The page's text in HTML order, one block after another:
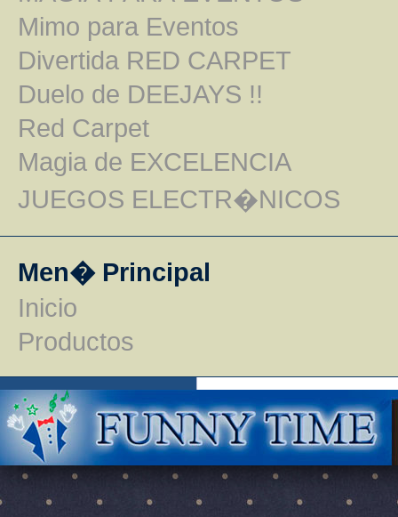
Mimo para Eventos
Divertida RED CARPET
Duelo de DEEJAYS !!
Red Carpet
Magia de EXCELENCIA
JUEGOS ELECTR�NICOS
Men� Principal
Inicio
Productos